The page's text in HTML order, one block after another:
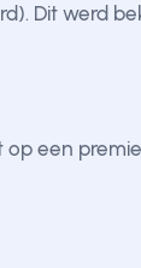
Dit werd
een